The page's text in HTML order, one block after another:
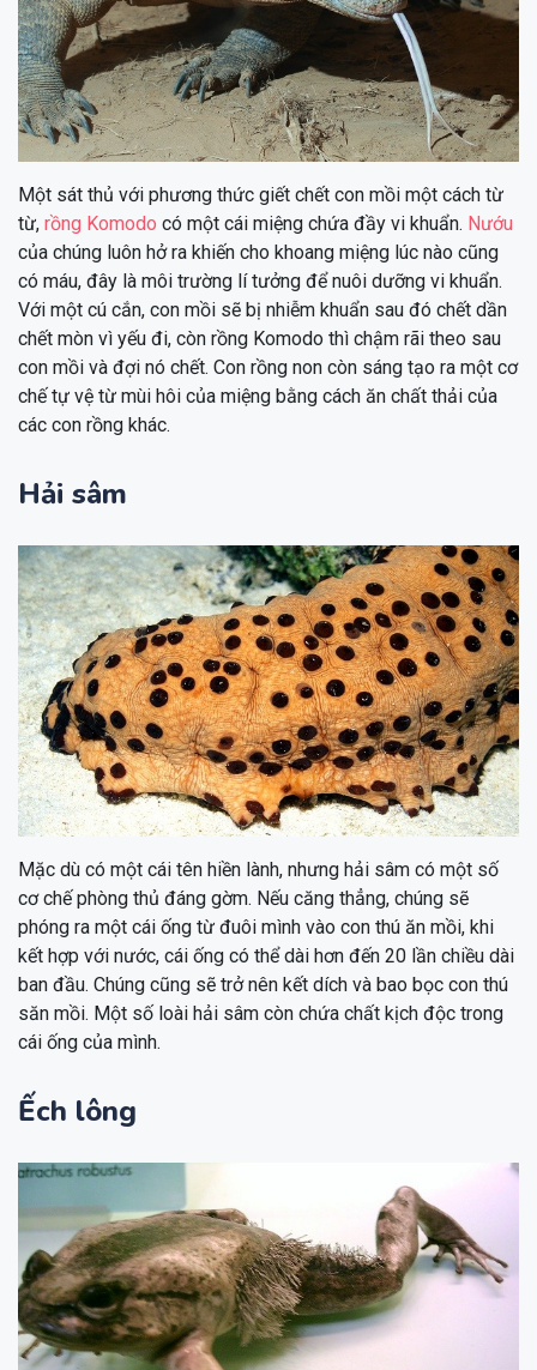
Một sát thủ với phương thức giết chết con mồi một cách từ
từ, rồng Komodo có một cái miệng chứa đầy vi khuẩn. Nướu
của chúng luôn hở ra khiến cho khoang miệng lúc nào cũng
có máu, đây là môi trường lí tưởng để nuôi dưỡng vi khuẩn.
Với một cú cắn, con mồi sẽ bị nhiễm khuẩn sau đó chết dần
chết mòn vì yếu đi, còn rồng Komodo thì chậm rãi theo sau
con mồi và đợi nó chết. Con rồng non còn sáng tạo ra một cơ
chế tự vệ từ mùi hôi của miệng bằng cách ăn chất thải của
các con rồng khác.
Hải sâm
Mặc dù có một cái tên hiền lành, nhưng hải sâm có một số
cơ chế phòng thủ đáng gờm. Nếu căng thẳng, chúng sẽ
phóng ra một cái ống từ đuôi mình vào con thú ăn mồi, khi
kết hợp với nước, cái ống có thể dài hơn đến 20 lần chiều dài
ban đầu. Chúng cũng sẽ trở nên kết dích và bao bọc con thú
săn mồi. Một số loài hải sâm còn chứa chất kịch độc trong
cái ống của mình.
Ếch lông